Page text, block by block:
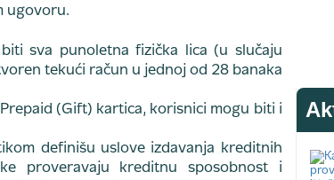
ugovoru.
sva punoletna fizička lica (u slučaju
tekući račun u jednoj od 28 banaka
(Gift) kartica, korisnici mogu biti i
definišu uslove izdavanja kreditnih
proveravaju kreditnu sposobnost i